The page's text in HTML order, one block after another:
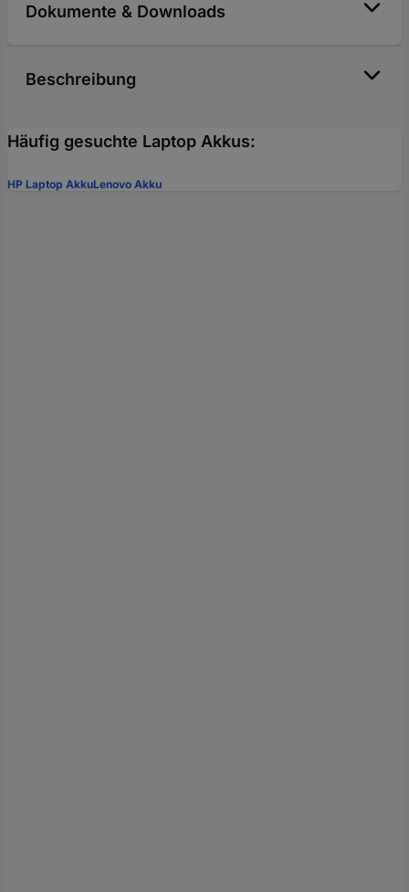
Dokumente & Downloads
Beschreibung
Häufig gesuchte Laptop Akkus:
HP Laptop AkkuLenovo Akku